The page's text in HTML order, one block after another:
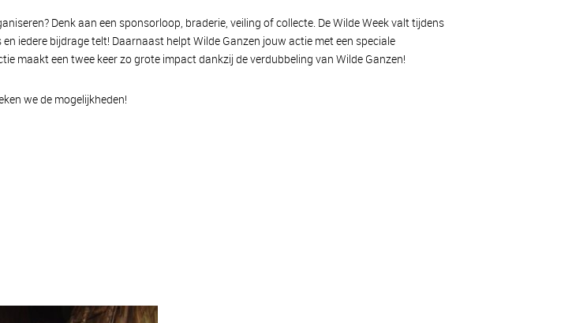
Denk aan een sponsorloop, braderie, veiling of collecte. De Wilde Week valt tijdens
iedere bijdrage telt! Daarnaast helpt Wilde Ganzen jouw actie met een speciale
maakt een twee keer zo grote impact dankzij de verdubbeling van Wilde Ganzen!
we de mogelijkheden!